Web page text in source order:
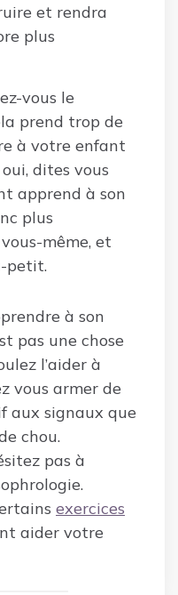
et rendra
plus
vous le
prend trop de
à votre enfant
dites vous
apprend à son
plus
même, et
petit.
à son
pas une chose
l’aider à
vous armer de
aux signaux que
chou.
pas à
exercices
aider votre